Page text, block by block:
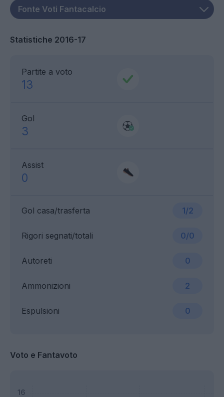
Statistiche 2016-17
Partite a voto
13
Gol
3
Assist
0
Gol casa/trasferta 1/2
Ammonizioni 2
Rigori segnati/totali 0/0
Espulsioni 0
Autoreti 0
Voto e Fantavoto